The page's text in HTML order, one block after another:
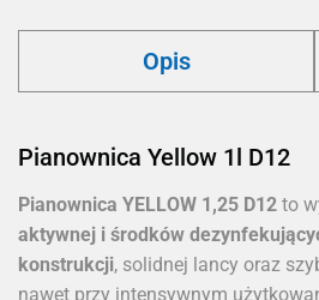
Opis
Pianownica Yellow 1l D12
Pianownica YELLOW 1,25 D12 to
aktywnej i środków
konstrukcji, solidnej lancy oraz
nawet przy intensywnym